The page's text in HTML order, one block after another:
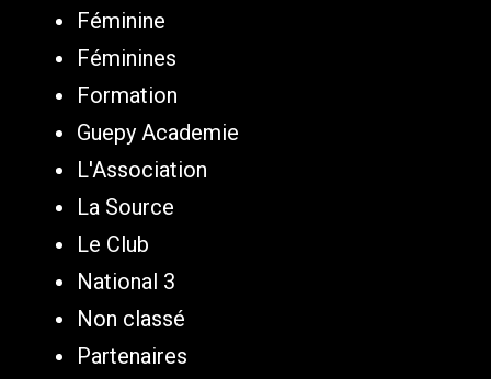
Féminine
Féminines
Formation
Guepy Academie
L'Association
La Source
Le Club
National 3
Non classé
Partenaires